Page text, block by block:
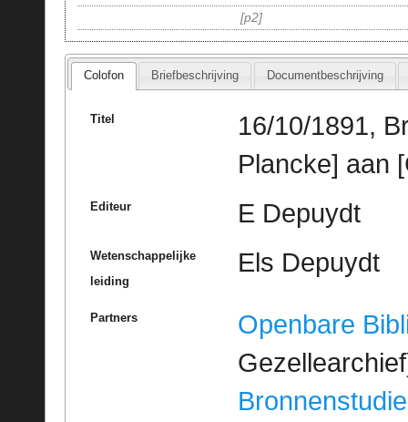
p2
Colofon Briefbeschrijving Documentbeschrijving
Titel
16/10/1891,
Plancke] aan
Editeur E Depuydt
Wetenschappelijke
leiding
Els Depuydt
Partners
Openbare
Bronnenstudie